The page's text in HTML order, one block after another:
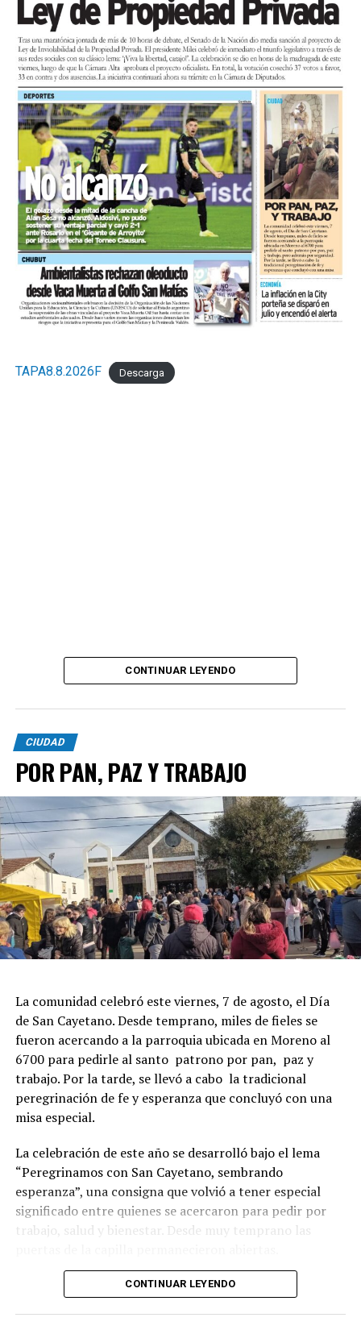
TAPA8.8.2026F Descarga
CONTINUAR LEYENDO
CIUDAD
POR PAN, PAZ Y TRABAJO
La comunidad celebró este viernes, 7 de agosto, el Día
de San Cayetano. Desde temprano, miles de fieles se
fueron acercando a la parroquia ubicada en Moreno al
6700 para pedirle al santo patrono por pan, paz y
trabajo. Por la tarde, se llevó a cabo la tradicional
peregrinación de fe y esperanza que concluyó con una
misa especial.
La celebración de este año se desarrolló bajo el lema
“Peregrinamos con San Cayetano, sembrando
esperanza”, una consigna que volvió a tener especial
significado entre quienes se acercaron para pedir por
trabajo, salud y bienestar. Desde muy temprano las
La imagen del santo salió del santuario de Moreno al
CONTINUAR LEYENDO